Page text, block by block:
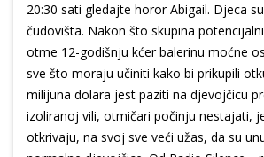
20:30 sati gledajte horor Abigail. Djeca
čudovišta. Nakon što skupina
otme 12-godišnju kćer balerinu moćne
sve što moraju učiniti kako bi prikupili
milijuna dolara jest paziti na djevojčicu
izoliranoj vili, otmičari počinju nestajati,
otkrivaju, na svoj sve veći užas, da su